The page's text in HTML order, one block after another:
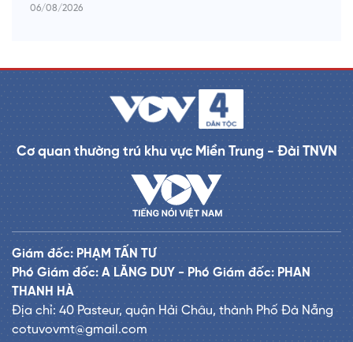
06/08/2026
Cơ quan thường trú khu vực Miền Trung - Đài TNVN
Giám đốc: PHẠM TẤN TƯ
Phó Giám đốc: A LĂNG DUY - Phó Giám đốc: PHAN
THANH HÀ
Địa chỉ: 40 Pasteur, quận Hải Châu, thành Phố Đà Nẵng
cotuvovmt@gmail.com